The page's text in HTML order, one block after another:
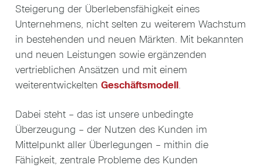
Steigerung der Überlebensfähigkeit eines
Unternehmens, nicht selten zu weiterem Wachstum
in bestehenden und neuen Märkten. Mit bekannten
und neuen Leistungen sowie ergänzenden
vertrieblichen Ansätzen und mit einem
weiterentwickelten Geschäftsmodell.
Dabei steht – das ist unsere unbedingte
Überzeugung – der Nutzen des Kunden im
Mittelpunkt aller Überlegungen – mithin die
Fähigkeit, zentrale Probleme des Kunden